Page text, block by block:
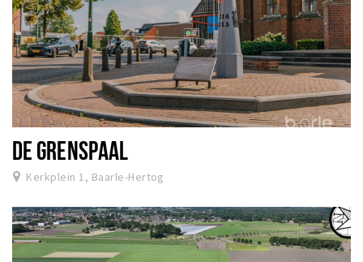
DE GRENSPAAL
Kerkplein 1, Baarle-Hertog